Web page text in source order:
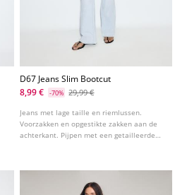
D67 Jeans Slim Bootcut
8,99 €
-70% 29,99 €
Jeans met lage taille en riemlussen.
Voorzakken en opgestikte zakken aan de
achterkant. Pijpen met een getailleerde
verschillende kleuren.